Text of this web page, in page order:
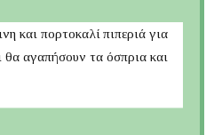
και πορτοκαλί πιπεριά για
αγαπήσουν τα όσπρια και